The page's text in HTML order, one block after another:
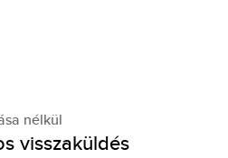
nélkül
visszaküldés